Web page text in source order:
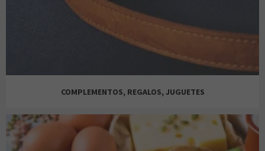
JOSE LUIS JOYERÍAS
COMPLEMENTOS, REGALOS, JUGUETES